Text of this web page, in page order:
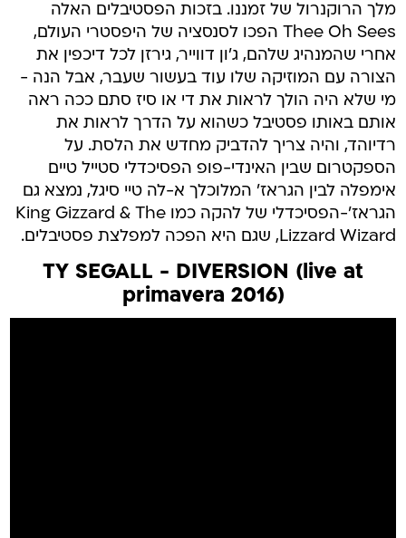
מלך הרוקנרול של זמננו. בזכות הפסטיבלים האלה
Thee Oh Sees הפכו לסנסציה של היפסטרי העולם,
אחרי שהמנהיג שלהם, ג'ון דווייר, גירזן לכל דיכפין את
הצורה עם המוזיקה שלו עוד בעשור שעבר, אבל הנה -
מי שלא היה הולך לראות את די או סיז סתם ככה ראה
אותם באותו פסטיבל כשהוא על הדרך לראות את
רדיוהד, והיה צריך להדביק מחדש את הלסת. על
הספקטרום שבין האינדי-פופ הפסיכדלי סטייל טיים
אימפלה לבין הגראז' המלוכלך א-לה טיי סיגל, נמצא גם
הגראז'-הפסיכדלי של להקה כמו King Gizzard & The
Lizzard Wizard, שגם היא הפכה למפלצת פסטיבלים.
TY SEGALL - DIVERSION (live at
primavera 2016)